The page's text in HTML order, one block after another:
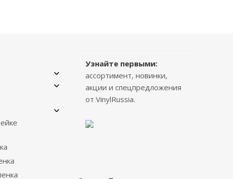
Узнайте первыми:
ассортимент, новинки,
акции и спецпредложения
от VinylRussia.